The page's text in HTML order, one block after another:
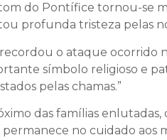
do Pontífice tornou-se
profunda tristeza pelas
o ataque ocorrido
símbolo religioso e
pelas chamas.”
das famílias
no cuidado aos